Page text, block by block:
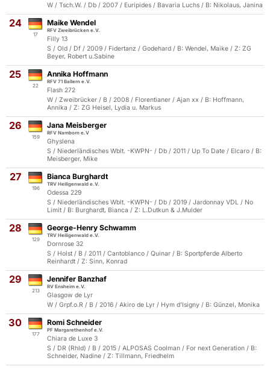
W / Tsch.W. / Db / 2007 / Euripides / Bavaria Luchs / B: Nikolaus, Janina
24
17
Maike Wendel
RFV Zweibrücken e.V.
Filly 13
S / Old / Df / 2009 / Fidertanz / Godehard / B: Wendel, Maike / Z: ZG
Beyer, Robert u.Sabine
25
22
Annika Hoffmann
RFV 71 Ballern e.V.
Flash 272
W / Zweibrücker / B / 2008 / Florentianer / Ajan xx / B: Hoffmann,
Annika / Z: ZG Heisel, Lydia u. Markus
26
159
Jana Meisberger
RFV Namborn e.V
Ghyslena
S / Niederländisches Wblt. -KWPN- / Db / 2011 / Up To Date / Elcaro / B:
Meisberger, Mike
27
196
Bianca Burghardt
TRV Heiligenwald e.V.
Odessa 229
S / Niederländisches Wblt. -KWPN- / Db / 2019 / Jardonnay VDL / No
Limit / B: Burghardt, Bianca / Z: L.Dutkun & J.Mulder
28
129
George-Henry Schwamm
TRV Heiligenwald e.V.
Dornrose 32
S / Holst / B / 2011 / Cantoblanco / Quinar / B: Sportpferde Alberto
Reinhardt / Z: Sinn, Konrad
29
213
Jennifer Banzhaf
RV Ensheim e.V.
Glasgow de Lyr
W / Grpf.o.R / B / 2016 / Akiro de Lyr / Hym d'Isigny / B: Günzel, Monika
30
177
Romi Schneider
PF Margarethenhof e.V.
Chiara de Luxe 3
S / DR (Rhld) / B / 2015 / ALPOSAS Coolman / For next Generation / B:
Schneider, Nadine / Z: Tillmann, Friedhelm